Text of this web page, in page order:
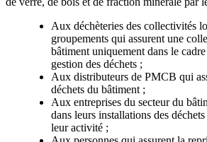
Aux déchèteries des collectivités
groupements qui assurent une
bâtiment uniquement dans le
gestion des déchets ;
Aux distributeurs de PMCB qui
déchets du bâtiment ;
Aux entreprises du secteur du
dans leurs installations des
leur activité ;